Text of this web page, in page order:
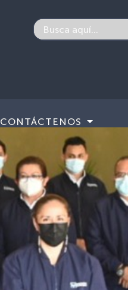
CONTÁCTENOS